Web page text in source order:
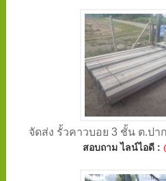
จัดส่ง รั้วคาวบอย 3 ชั้น ต.ปา
สอบถาม ไลน์ไอดี :